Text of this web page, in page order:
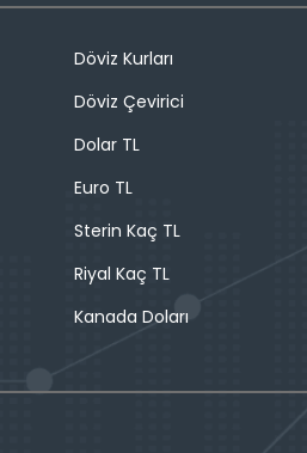
Döviz Kurları
Döviz Çevirici
Dolar TL
Euro TL
Sterin Kaç TL
Riyal Kaç TL
Kanada Doları